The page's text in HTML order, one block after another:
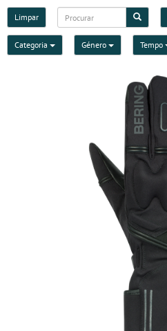
Limpar
Categoria Género Tempo